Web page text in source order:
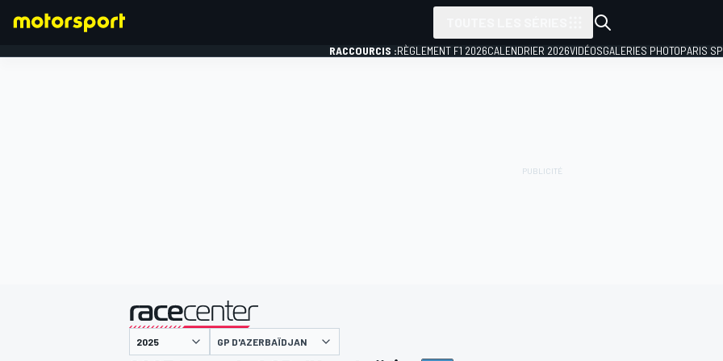
RACCOURCIS :RÈGLEMENT F1 2026CALENDRIER 2026VIDÉOSGALERIES PHOTOPARIS
présenté par
GP D'AZERBAÏDJAN